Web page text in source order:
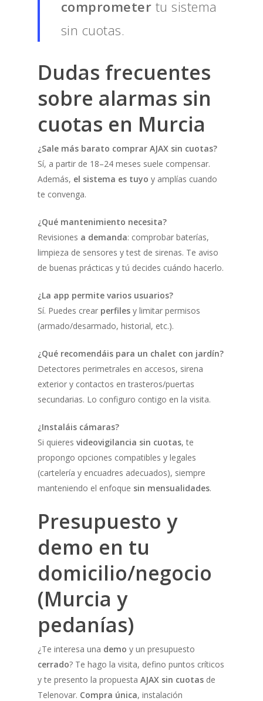
comprometer tu sistema
sin cuotas.
Dudas frecuentes
sobre alarmas sin
cuotas en Murcia
¿Sale más barato comprar AJAX sin cuotas?
Sí, a partir de 18–24 meses suele compensar.
Además, el sistema es tuyo y amplías cuando
te convenga.
¿Qué mantenimiento necesita?
Revisiones a demanda: comprobar baterías,
limpieza de sensores y test de sirenas. Te aviso
de buenas prácticas y tú decides cuándo hacerlo.
¿La app permite varios usuarios?
Sí. Puedes crear perfiles y limitar permisos
(armado/desarmado, historial, etc.).
¿Qué recomendáis para un chalet con jardín?
Detectores perimetrales en accesos, sirena
exterior y contactos en trasteros/puertas
secundarias. Lo configuro contigo en la visita.
¿Instaláis cámaras?
Si quieresvideovigilancia sin cuotas, te
propongo opciones compatibles y legales
(cartelería y encuadres adecuados), siempre
manteniendo el enfoque sin mensualidades.
Presupuesto y
demo en tu
domicilio/negocio
(Murcia y
pedanías)
¿Te interesa una demo y un presupuesto
cerrado? Te hago la visita, defino puntos críticos
y te presento la propuestaAJAX sin cuotas de
Telenovar. Compra única, instalación